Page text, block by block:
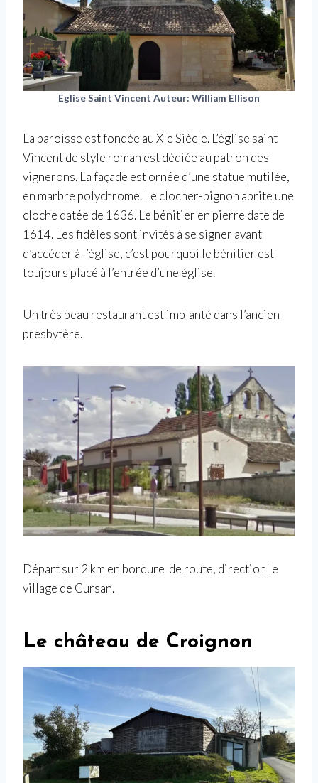
Eglise Saint Vincent Auteur: William Ellison
La paroisse est fondée au XIe Siècle. L’église saint
Vincent de style roman est dédiée au patron des
vignerons. La façade est ornée d’une statue mutilée,
en marbre polychrome. Le clocher-pignon abrite une
cloche datée de 1636. Le bénitier en pierre date de
1614. Les fidèles sont invités à se signer avant
d’accéder à l’église, c’est pourquoi le bénitier est
toujours placé à l’entrée d’une église.
Un très beau restaurant est implanté dans l’ancien
presbytère.
Départ sur 2 km en bordure de route, direction le
village de Cursan.
Le château de Croignon